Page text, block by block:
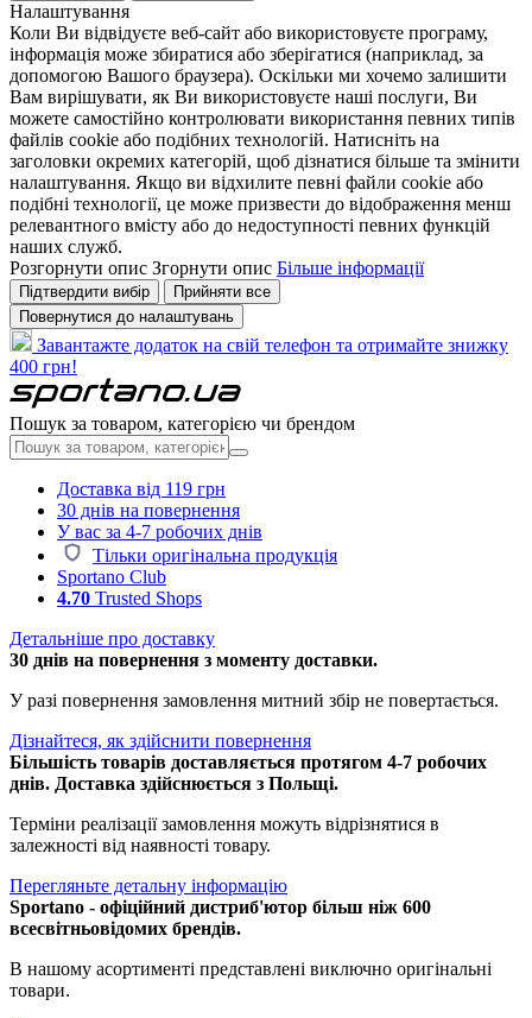
Налаштування
Коли Ви відвідуєте веб-сайт або використовуєте програму,
інформація може збиратися або зберігатися (наприклад, за
допомогою Вашого браузера). Оскільки ми хочемо залишити
Вам вирішувати, як Ви використовуєте наші послуги, Ви
можете самостійно контролювати використання певних типів
файлів cookie або подібних технологій. Натисніть на
заголовки окремих категорій, щоб дізнатися більше та змінити
налаштування. Якщо ви відхилите певні файли cookie або
подібні технології, це може призвести до відображення менш
релевантного вмісту або до недоступності певних функцій
наших служб.
Розгорнути опис Згорнути опис Більше інформації
Підтвердити вибір
Прийняти все
Повернутися до налаштувань
Завантажте додаток на свій телефон та отримайте знижку
400 грн!
Пошук за товаром, категорією чи брендом
Доставка від 119 грн
30 днів на повернення
У вас за 4-7 робочих днів
Тільки оригінальна продукція
Sportano Club
4.70 Trusted Shops
Детальніше про доставку
30 днів на повернення з моменту доставки.
У разі повернення замовлення митний збір не повертається.
Дізнайтеся, як здійснити повернення
Більшість товарів доставляється протягом 4-7 робочих
днів. Доставка здійснюється з Польщі.
Терміни реалізації замовлення можуть відрізнятися в
залежності від наявності товару.
Перегляньте детальну інформацію
Sportano - офіційний дистриб'ютор більш ніж 600
всесвітньовідомих брендів.
В нашому асортименті представлені виключно оригінальні
товари.